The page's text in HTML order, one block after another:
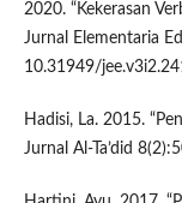
2020. “Kekerasan
Jurnal Elementaria
10.31949/
Hadisi, La. 2015.
Jurnal Al-Ta’did